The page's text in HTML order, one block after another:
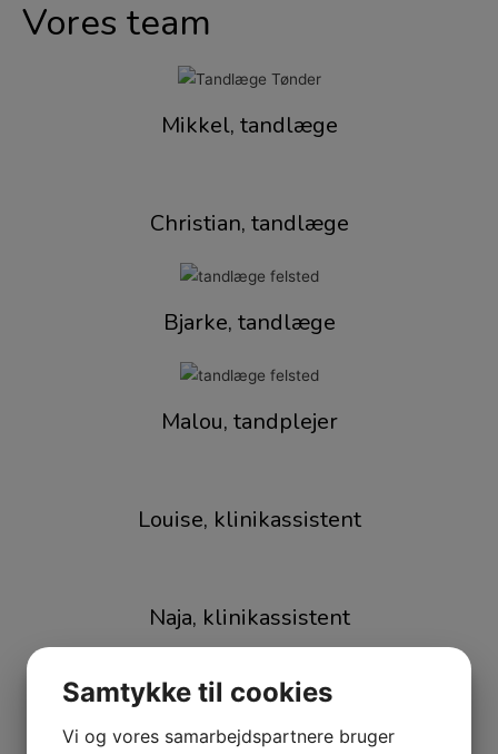
Vores team
Mikkel, tandlæge
Christian, tandlæge
Bjarke, tandlæge
Malou, tandplejer
Louise, klinikassistent
Naja, klinikassistent
Samtykke til cookies
Vi og vores samarbejdspartnere bruger